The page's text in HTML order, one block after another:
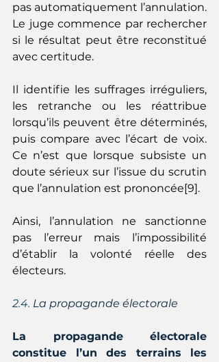
pas automatiquement l’annulation.
Le juge commence par rechercher
si le résultat peut être reconstitué
avec certitude.
Il identifie les suffrages irréguliers,
les retranche ou les réattribue
lorsqu’ils peuvent être déterminés,
puis compare avec l’écart de voix.
Ce n’est que lorsque subsiste un
doute sérieux sur l’issue du scrutin
que l’annulation est prononcée[9].
Ainsi, l’annulation ne sanctionne
pas l’erreur mais l’impossibilité
d’établir la volonté réelle des
électeurs.
2.4. La propagande électorale
La propagande électorale
constitue l’un des terrains les